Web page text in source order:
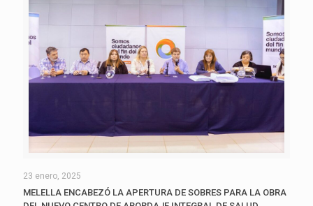
23 enero, 2025
MELELLA ENCABEZÓ LA APERTURA DE SOBRES PARA LA OBRA